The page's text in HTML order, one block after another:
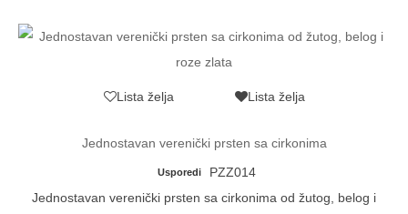
Lista želja Lista želja
Jednostavan verenički prsten sa cirkonima
Usporedi
PZZ014
Jednostavan verenički prsten sa cirkonima od žutog, belog i